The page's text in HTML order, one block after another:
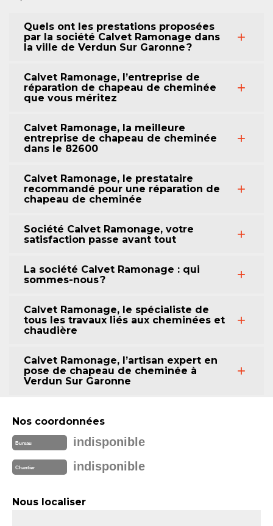
Quels ont les prestations proposées
par la société Calvet Ramonage dans
la ville de Verdun Sur Garonne ?
Calvet Ramonage, l’entreprise de
réparation de chapeau de cheminée
que vous méritez
Calvet Ramonage, la meilleure
entreprise de chapeau de cheminée
dans le 82600
Calvet Ramonage, le prestataire
recommandé pour une réparation de
chapeau de cheminée
Société Calvet Ramonage, votre
satisfaction passe avant tout
La société Calvet Ramonage : qui
sommes-nous ?
Calvet Ramonage, le spécialiste de
tous les travaux liés aux cheminées et
chaudière
Calvet Ramonage, l’artisan expert en
pose de chapeau de cheminée à
Verdun Sur Garonne
Nos coordonnées
Bureau indisponible
Chantier indisponible
Nous localiser